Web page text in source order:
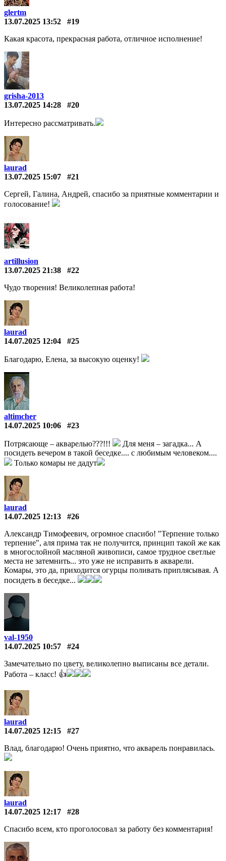
glertm
13.07.2025 13:52
#19
Какая красота, прекрасная работа, отличное исполнение!
grisha-2013
13.07.2025 14:28
#20
Интересно рассматривать.
laurad
13.07.2025 15:07
#21
Сергей, Галина, Андрей, спасибо за приятные комментарии и
голосование!
artillusion
13.07.2025 21:38
#22
Чудо творения! Великолепная работа!
laurad
14.07.2025 12:04
#25
Благодарю, Елена, за высокую оценку!
altimcher
14.07.2025 10:06
#23
Потрясающе – акварелью???!!!
Для меня – загадка... А
посидеть вечером в такой беседке.... с любимым человеком....
Только комары не дадут
laurad
14.07.2025 12:13
#26
Александр Тимофеевич, огромное спасибо! "Терпение только
терпение", аля прима так не получится, принцип такой же как
в многослойной масляной живописи, самое трудное светлые
места не затемнить... это уже не исправить в акварели.
Комары, это да, приходится огурцы поливать приплясывая. А
посидеть в беседке...
val-1950
14.07.2025 10:57
#24
Замечательно по цвету, великолепно выписаны все детали.
Работа – класс! 👍
laurad
14.07.2025 12:15
#27
Влад, благодарю! Очень приятно, что акварель понравилась.
laurad
14.07.2025 12:17
#28
Спасибо всем, кто проголосовал за работу без комментария!